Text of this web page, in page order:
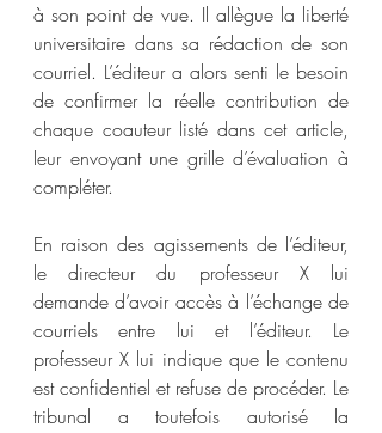
à son point de vue. Il allègue la liberté
universitaire dans sa rédaction de son
courriel. L’éditeur a alors senti le besoin
de confirmer la réelle contribution de
chaque coauteur listé dans cet article,
leur envoyant une grille d’évaluation à
compléter.
En raison des agissements de l’éditeur,
le directeur du professeur X lui
demande d’avoir accès à l’échange de
courriels entre lui et l’éditeur. Le
professeur X lui indique que le contenu
est confidentiel et refuse de procéder. Le
tribunal a toutefois autorisé la